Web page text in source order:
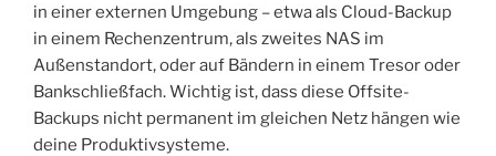
in einer externen Umgebung – etwa als Cloud-Backup
in einem Rechenzentrum, als zweites NAS im
Außenstandort, oder auf Bändern in einem Tresor oder
Bankschließfach. Wichtig ist, dass diese Offsite-
Backups nicht permanent im gleichen Netz hängen wie
deine Produktivsysteme.